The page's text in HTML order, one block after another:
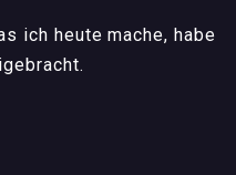
ich heute mache, habe